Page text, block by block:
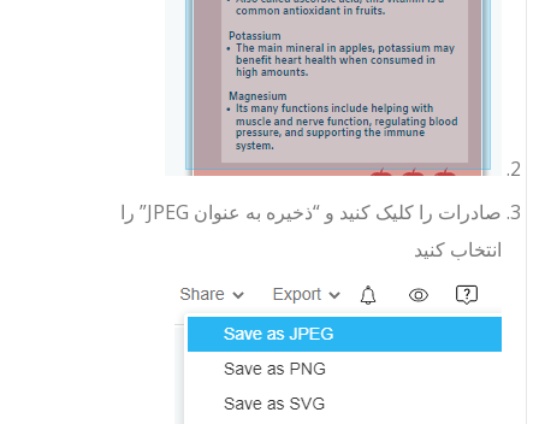
صادرات را کلیک کنید و “ذخیره به عنوان JPEG” را
انتخاب کنید